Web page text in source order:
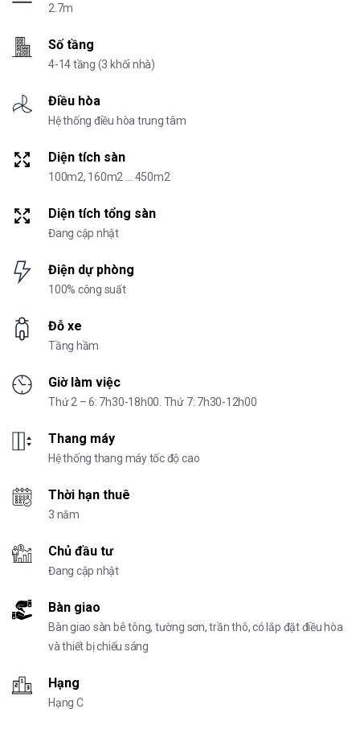
2.7m
Số tầng
4-14 tầng (3 khối nhà)
Điều hòa
Hệ thống điều hòa trung tâm
Diện tích sàn
100m2, 160m2 … 450m2
Diện tích tổng sàn
Đang cập nhật
Điện dự phòng
100% công suất
Đỗ xe
Tầng hầm
Giờ làm việc
Thứ 2 – 6: 7h30-18h00. Thứ 7: 7h30-12h00
Thang máy
Hệ thống thang máy tốc độ cao
Thời hạn thuê
3 năm
Chủ đầu tư
Đang cập nhật
Bàn giao
Bàn giao sàn bê tông, tường sơn, trần thô, có lắp đặt điều hòa
và thiết bị chiếu sáng
Hạng
Hạng C